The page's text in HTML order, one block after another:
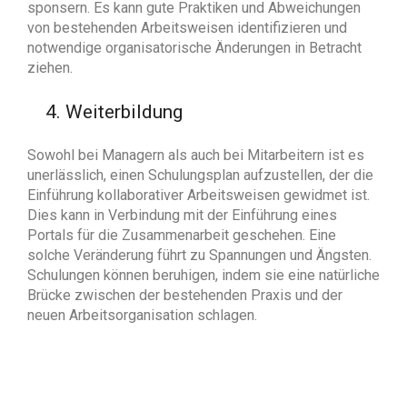
sponsern. Es kann gute Praktiken und Abweichungen
von bestehenden Arbeitsweisen identifizieren und
notwendige organisatorische Änderungen in Betracht
ziehen.
4. Weiterbildung
Sowohl bei Managern als auch bei Mitarbeitern ist es
unerlässlich, einen Schulungsplan aufzustellen, der die
Einführung kollaborativer Arbeitsweisen gewidmet ist.
Dies kann in Verbindung mit der Einführung eines
Portals für die Zusammenarbeit geschehen. Eine
solche Veränderung führt zu Spannungen und Ängsten.
Schulungen können beruhigen, indem sie eine natürliche
Brücke zwischen der bestehenden Praxis und der
neuen Arbeitsorganisation schlagen.